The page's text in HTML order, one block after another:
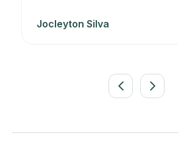
Jocleyton Silva